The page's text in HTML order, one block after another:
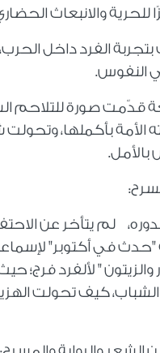
للحرية والانبعاث
بتجربة الفرد داخل
النفوس.
قدّمت صورة
بأكملها، وتحولت
بالأمل.
لم يتأخر عن
"حدث في أكتوبر"
والزيتون " لألفرد فرج؛